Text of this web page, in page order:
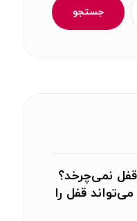
جستجو
نمی‌چرخد؟
قفل را